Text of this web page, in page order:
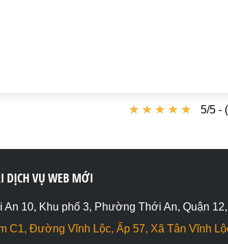
6
★ ★ ★ ★ ★
★ ★ ★ ★ ★ 5/5 -
DỊCH VỤ WEB MỚI
10, Khu phố 3, Phường Thới An, Quận 12,
C1, Đường Vĩnh Lộc, Ấp 57, Xã Tân Vĩnh